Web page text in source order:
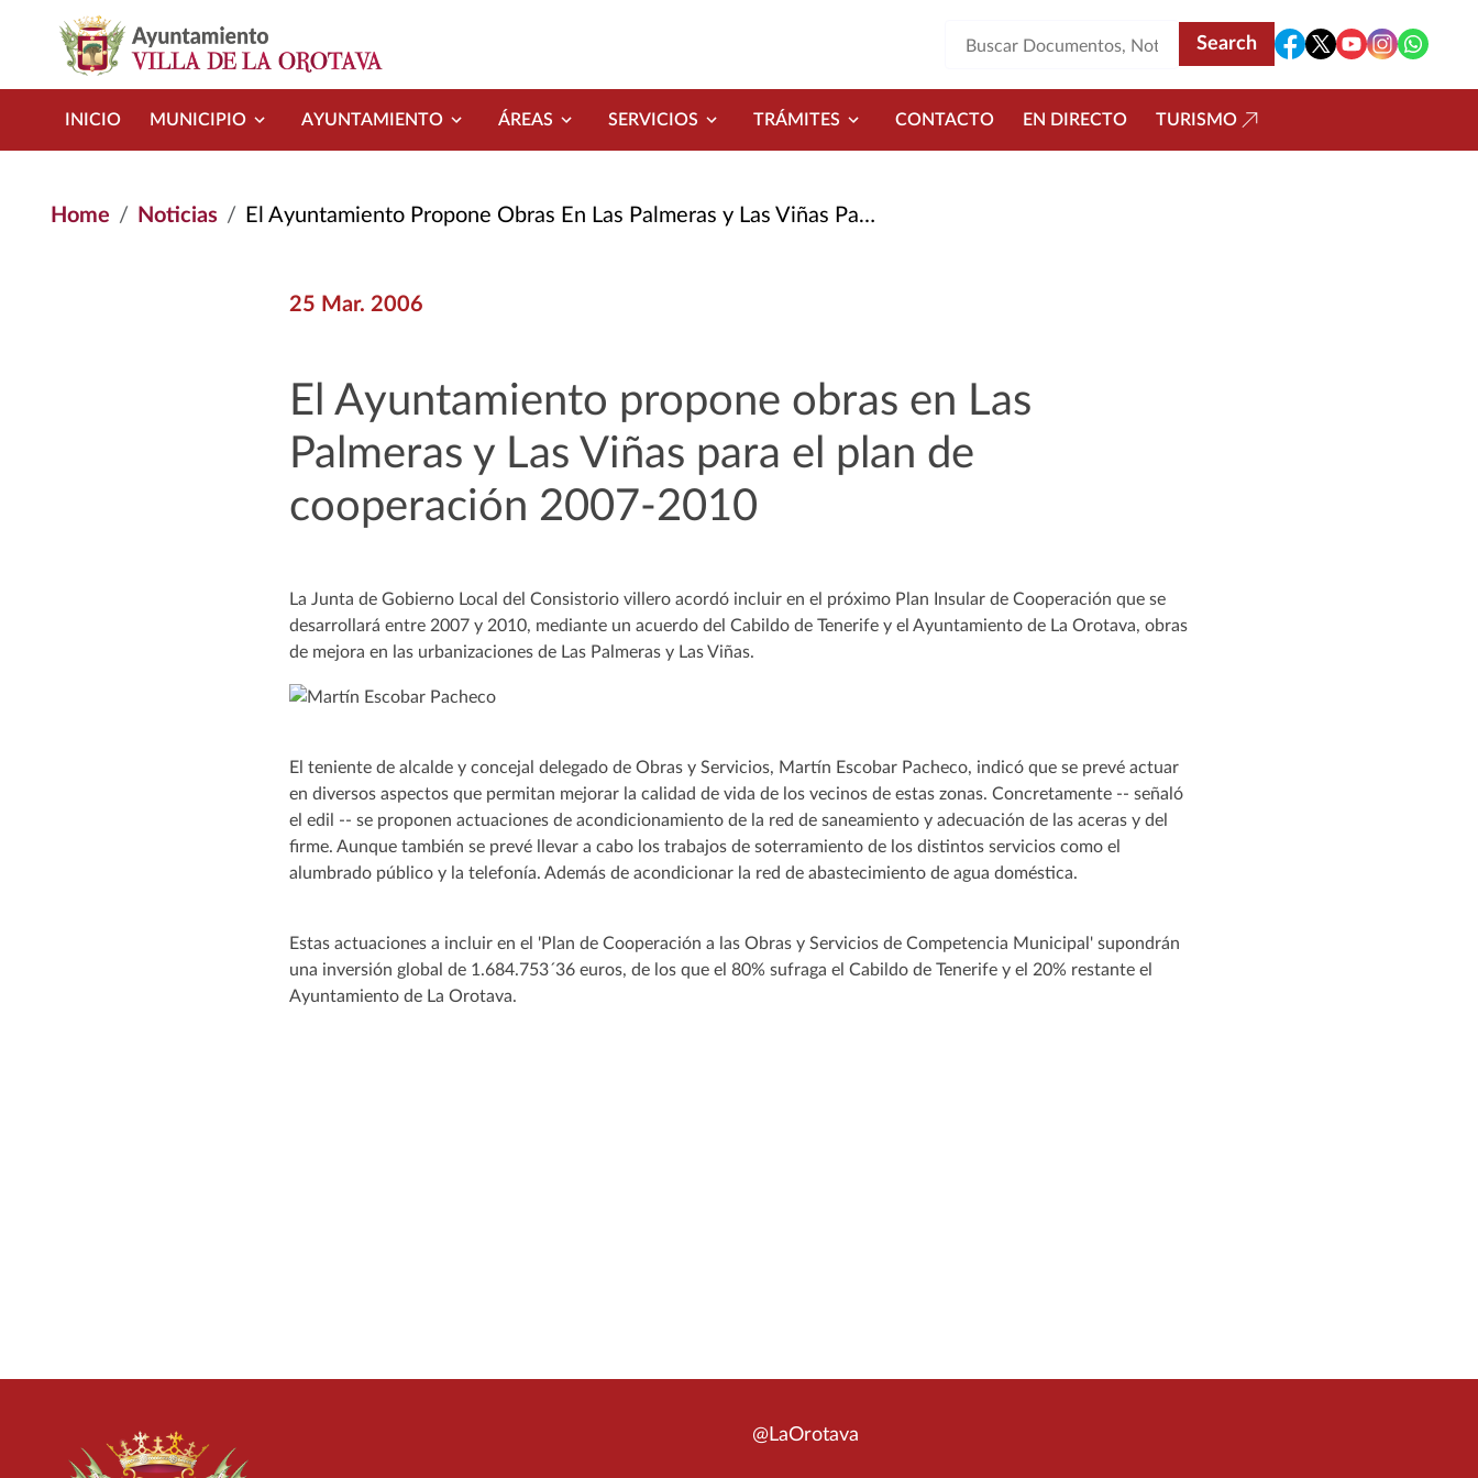
INICIO MUNICIPIO AYUNTAMIENTO ÁREAS SERVICIOS TRÁMITES CONTACTO EN DIRECTO TURISMO
Home Noticias El Ayuntamiento Propone Obras En Las Palmeras y Las Viñas Para El Plan de Cooperación 2007-2010
25 Mar. 2006
El Ayuntamiento propone obras en Las
Palmeras y Las Viñas para el plan de
cooperación 2007-2010
La Junta de Gobierno Local del Consistorio villero acordó incluir en el próximo Plan Insular de Cooperación que se
desarrollará entre 2007 y 2010, mediante un acuerdo del Cabildo de Tenerife y el Ayuntamiento de La Orotava, obras
de mejora en las urbanizaciones de Las Palmeras y Las Viñas.
El teniente de alcalde y concejal delegado de Obras y Servicios, Martín Escobar Pacheco, indicó que se prevé actuar
en diversos aspectos que permitan mejorar la calidad de vida de los vecinos de estas zonas. Concretamente -- señaló
el edil -- se proponen actuaciones de acondicionamiento de la red de saneamiento y adecuación de las aceras y del
firme. Aunque también se prevé llevar a cabo los trabajos de soterramiento de los distintos servicios como el
alumbrado público y la telefonía. Además de acondicionar la red de abastecimiento de agua doméstica.
Estas actuaciones a incluir en el 'Plan de Cooperación a las Obras y Servicios de Competencia Municipal' supondrán
una inversión global de 1.684.753´36 euros, de los que el 80% sufraga el Cabildo de Tenerife y el 20% restante el
Ayuntamiento de La Orotava.
@LaOrotava